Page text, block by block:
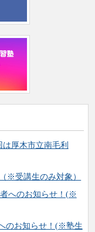
厚木市立南毛利
※受講生のみ対象）
へのお知らせ！(※
のお知らせ！(※塾生